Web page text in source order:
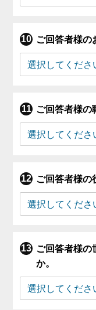
ご回答者様の
ご回答者様の
ご回答者様の
ご回答者様の
か。